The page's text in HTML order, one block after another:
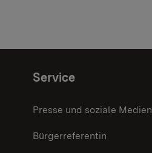
Service
Presse und soziale Medien
Bürgerreferentin